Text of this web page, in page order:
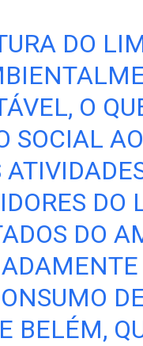
DO
O
SOCIAL
DO
DO
BELÉM,